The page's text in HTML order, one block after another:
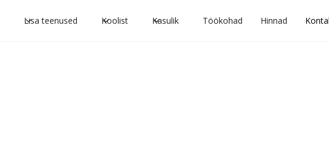
Lisa teenused Koolist Kasulik Töökohad Hinnad